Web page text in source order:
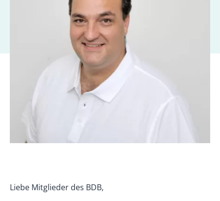
Liebe Mitglieder des BDB,